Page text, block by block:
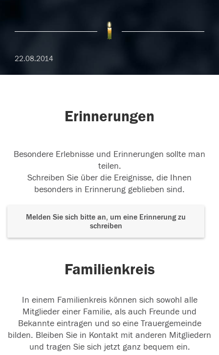
22.08.2014
Erinnerungen
Besondere Erlebnisse und Erinnerungen sollte man
teilen.
Schreiben Sie über die Ereignisse, die Ihnen
besonders in Erinnerung geblieben sind.
Melden Sie sich bitte an, um eine Erinnerung zu
schreiben
Familienkreis
In einem Familienkreis können sich sowohl alle
Mitglieder einer Familie, als auch Freunde und
Bekannte eintragen und so eine Trauergemeinde
bilden. Bleiben Sie in Kontakt mit anderen Mitgliedern
und tragen Sie sich jetzt ganz bequem ein.